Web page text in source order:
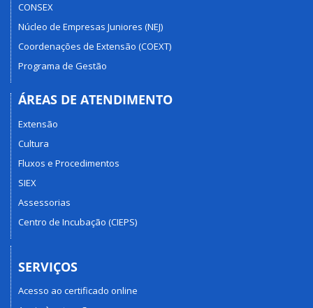
CONSEX
Núcleo de Empresas Juniores (NEJ)
Coordenações de Extensão (COEXT)
Programa de Gestão
ÁREAS DE ATENDIMENTO
Extensão
Cultura
Fluxos e Procedimentos
SIEX
Assessorias
Centro de Incubação (CIEPS)
SERVIÇOS
Acesso ao certificado online